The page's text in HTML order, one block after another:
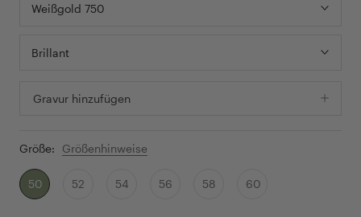
Weißgold 750
Brillant
Gravur hinzufügen
Größe: Größenhinweise
50 52 54 56 58 60